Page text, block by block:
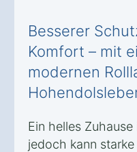
Besserer
Komfort – mit
modernen
Ein helles
jedoch kann starke